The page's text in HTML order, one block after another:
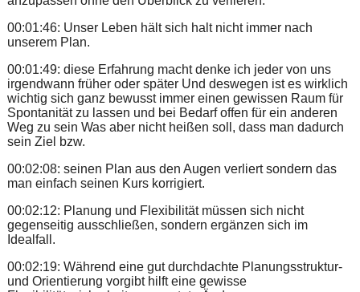
00:01:46: Unser Leben hält sich halt nicht immer nach
unserem Plan.
00:01:49: diese Erfahrung macht denke ich jeder von uns
irgendwann früher oder später Und deswegen ist es wirklich
wichtig sich ganz bewusst immer einen gewissen Raum für
Spontanität zu lassen und bei Bedarf offen für ein anderen
Weg zu sein Was aber nicht heißen soll, dass man dadurch
sein Ziel bzw.
00:02:08: seinen Plan aus den Augen verliert sondern das
man einfach seinen Kurs korrigiert.
00:02:12: Planung und Flexibilität müssen sich nicht
gegenseitig ausschließen, sondern ergänzen sich im
Idealfall.
00:02:19: Während eine gut durchdachte Planungsstruktur-
und Orientierung vorgibt hilft eine gewisse